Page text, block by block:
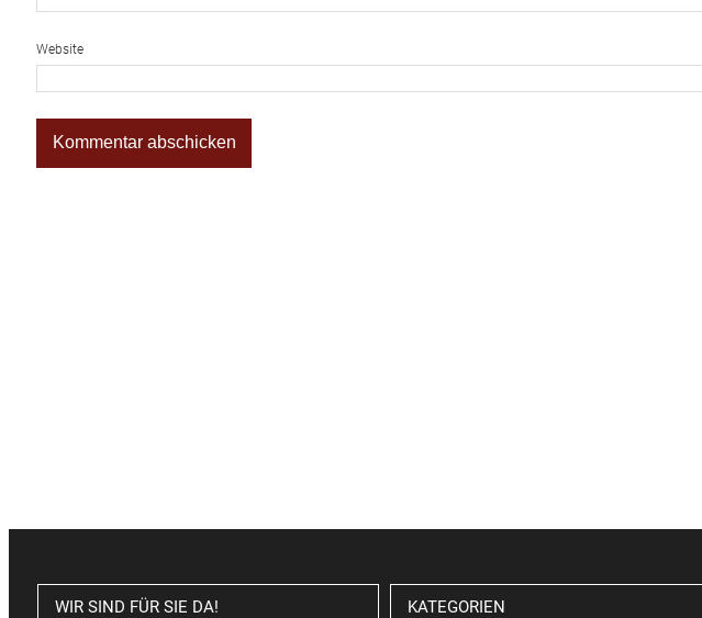
Website
WIR SIND FÜR SIE DA! KATEGORIEN